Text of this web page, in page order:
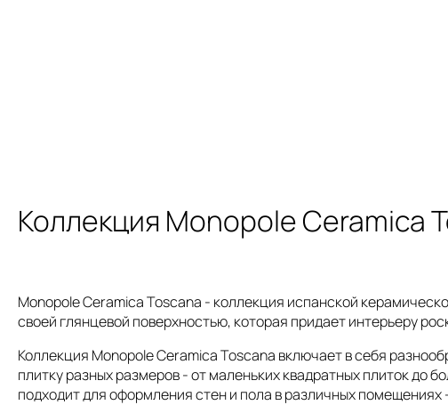
Коллекция Monopole Ceramica
Monopole Ceramica Toscana - коллекция испанской
своей глянцевой поверхностью, которая придает интерьеру
Коллекция Monopole Ceramica Toscana включает в себя
плитку разных размеров - от маленьких квадратных плиток до
подходит для оформления стен и пола в различных помещениях